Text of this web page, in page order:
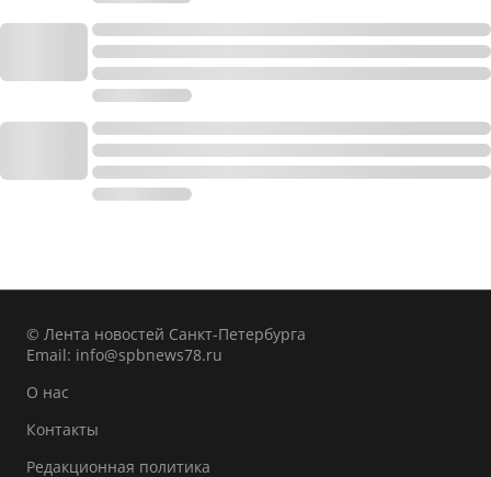
© Лента новостей Санкт-Петербурга
Email: info@spbnews78.ru
О нас
Контакты
Редакционная политика